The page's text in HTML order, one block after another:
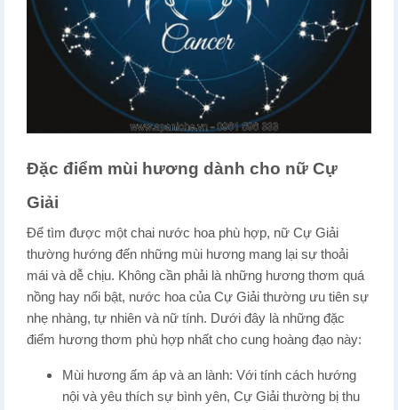
Đặc điểm mùi hương dành cho nữ Cự
Giải
Để tìm được một chai nước hoa phù hợp, nữ Cự Giải
thường hướng đến những mùi hương mang lại sự thoải
mái và dễ chịu. Không cần phải là những hương thơm quá
nồng hay nổi bật, nước hoa của Cự Giải thường ưu tiên sự
nhẹ nhàng, tự nhiên và nữ tính. Dưới đây là những đặc
điểm hương thơm phù hợp nhất cho cung hoàng đạo này:
Mùi hương ấm áp và an lành: Với tính cách hướng
nội và yêu thích sự bình yên, Cự Giải thường bị thu